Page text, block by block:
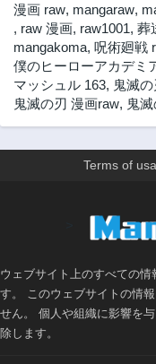
第162話
1ヶ月前
第160話
1ヶ月前
第158話
1ヶ月前
第150話
1ヶ月前
漫画 raw, mangaraw,
, raw 漫画, raw1001, 葬
mangakoma, 呪術廻戦
僕のヒーローアカデミ
マッシュル 163, 鬼滅
鬼滅の刃 漫画raw, 鬼
Terms of
ウェブサイト上のすべての
す。 このウェブサイトの情
せん。 個人や組織に影響を
除します。